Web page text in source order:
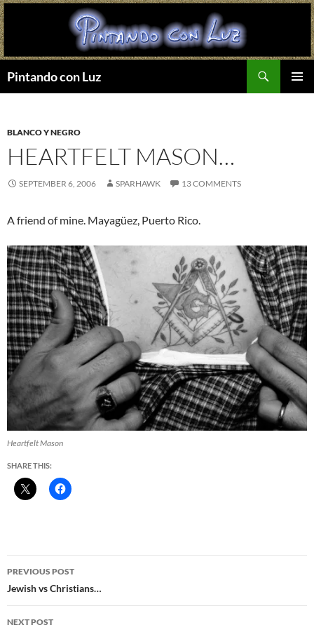
Pintando con Luz
BLANCO Y NEGRO
HEARTFELT MASON…
SEPTEMBER 6, 2006 SPARHAWK 13 COMMENTS
A friend of mine. Mayagüez, Puerto Rico.
Heartfelt Mason
SHARE THIS:
Post
navigation
PREVIOUS POST
Jewish vs Christians…
NEXT POST